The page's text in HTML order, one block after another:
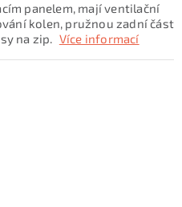
panelem, mají ventilační
kolen, pružnou zadní část
na zip. Více informací